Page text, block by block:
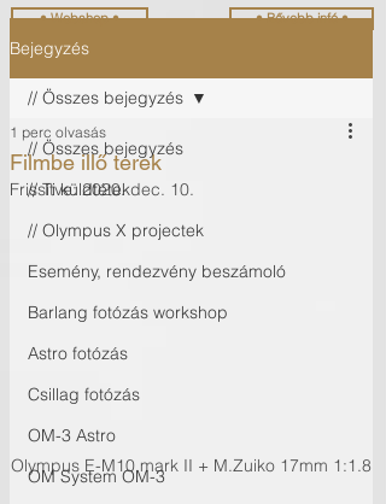
Bejegyzés
// Összes bejegyzés
// Ti küldtétek
// Olympus X projectek
Esemény, rendezvény beszámoló
Barlang fotózás workshop
Astro fotózás
Csillag fotózás
OM-3 Astro
OM System OM-3
// Összes bejegyzés
Filmbe illő terek
1 perc olvasás
Frissítve:2020. dec. 10.
Olympus E-M10 mark II + M.Zuiko 17mm 1:1.8
• Webshop • • Bővebb infó •